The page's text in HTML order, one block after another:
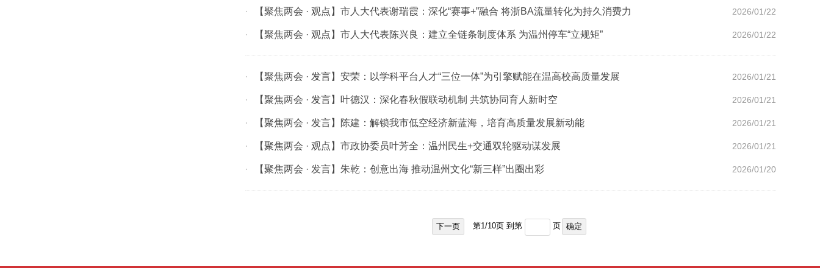
2026/01/22
· 【聚焦两会 · 观点】市人大代表谢瑞霞：深化“赛事+”融合 将浙BA流量转化为持久消费力
2026/01/22
· 【聚焦两会 · 观点】市人大代表陈兴良：建立全链条制度体系 为温州停车“立规矩”
2026/01/21
· 【聚焦两会 · 发言】安荣：以学科平台人才“三位一体”为引擎赋能在温高校高质量发展
2026/01/21
· 【聚焦两会 · 发言】叶德汉：深化春秋假联动机制 共筑协同育人新时空
2026/01/21
· 【聚焦两会 · 发言】陈建：解锁我市低空经济新蓝海，培育高质量发展新动能
2026/01/21
· 【聚焦两会 · 观点】市政协委员叶芳全：温州民生+交通双轮驱动谋发展
2026/01/20
· 【聚焦两会 · 发言】朱乾：创意出海 推动温州文化“新三样”出圈出彩
下一页 第1/10页 到第 页 确定